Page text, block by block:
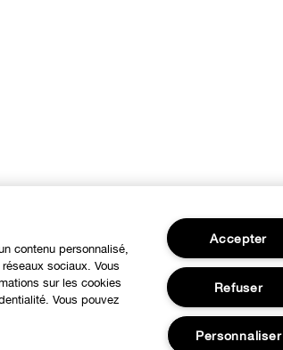
contenu personnalisé,
sociaux. Vous
sur les cookies
Vous pouvez
Accepter
Refuser
Personnaliser